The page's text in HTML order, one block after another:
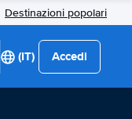
Destinazioni popolari
(IT) Accedi